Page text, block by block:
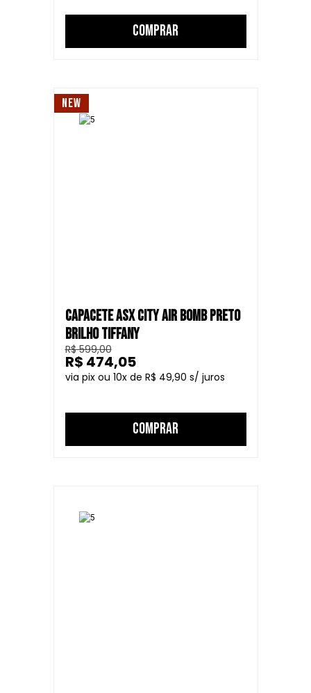
COMPRAR
NEW
CAPACETE ASX CITY AIR BOMB PRETO
BRILHO TIFFANY
R$ 599,00
10
R$ 49,90
R$ 474,05
COMPRAR